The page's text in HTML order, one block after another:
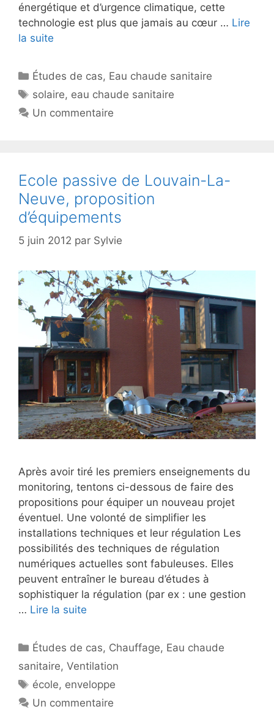
énergétique et d’urgence climatique, cette
technologie est plus que jamais au cœur … Lire
la suite
Catégories
Études de cas, Eau chaude sanitaire
Étiquettes
solaire, eau chaude sanitaire
Un commentaire
Ecole passive de Louvain-La-
Neuve, proposition
d’équipements
5 juin 2012 par Sylvie
Après avoir tiré les premiers enseignements du
monitoring, tentons ci-dessous de faire des
propositions pour équiper un nouveau projet
éventuel. Une volonté de simplifier les
installations techniques et leur régulation Les
possibilités des techniques de régulation
numériques actuelles sont fabuleuses. Elles
peuvent entraîner le bureau d’études à
sophistiquer la régulation (par ex : une gestion
… Lire la suite
Catégories
Études de cas, Chauffage, Eau chaude
sanitaire, Ventilation
Étiquettes
école, enveloppe
Un commentaire